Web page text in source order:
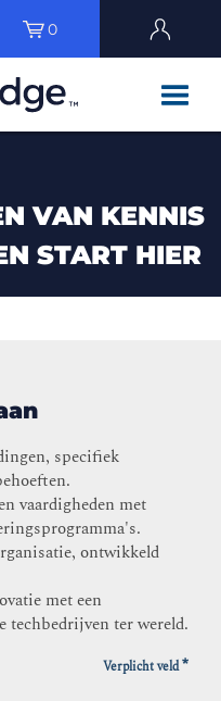
0
VAN KENNIS
START HIER
specifiek
vaardigheden met
ontwikkeld
met een
techbedrijven ter wereld.
Verplicht veld*